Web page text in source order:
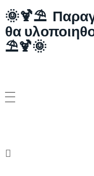
🌞🍹⛱️
θα
⛱️🍹🌞